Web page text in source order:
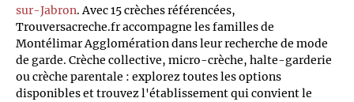
sur-Jabron. Avec 15 crèches référencées,
Trouversacreche.fr accompagne les familles de
Montélimar Agglomération dans leur recherche de mode
de garde. Crèche collective, micro-crèche, halte-garderie
ou crèche parentale : explorez toutes les options
disponibles et trouvez l'établissement qui convient le